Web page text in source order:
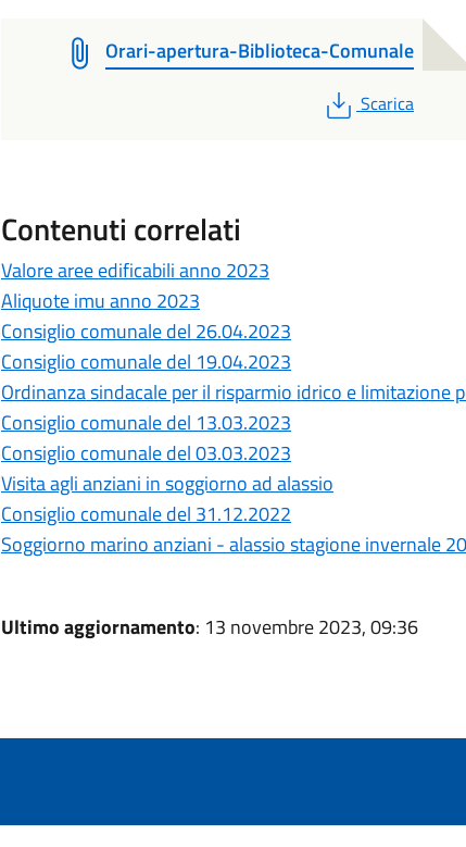
Orari-apertura-Biblioteca-Comunale
PDF
Scarica
Contenuti correlati
Valore aree edificabili anno 2023
Aliquote imu anno 2023
Consiglio comunale del 26.04.2023
Consiglio comunale del 19.04.2023
Ordinanza sindacale per il risparmio idrico e limitazione
Consiglio comunale del 13.03.2023
Consiglio comunale del 03.03.2023
Visita agli anziani in soggiorno ad alassio
Consiglio comunale del 31.12.2022
Soggiorno marino anziani - alassio stagione invernale
Ultimo aggiornamento: 13 novembre 2023, 09:36